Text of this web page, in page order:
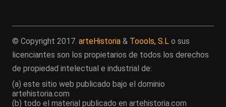
© Copyright 2017. arteHistoria & Toools, S.L o sus
licenciantes son los propietarios de todos los derechos
de propiedad intelectual e industrial de:
(a) este sitio web publicado bajo el dominio
artehistoria.com
(b) todo el material publicado en artehistoria.com